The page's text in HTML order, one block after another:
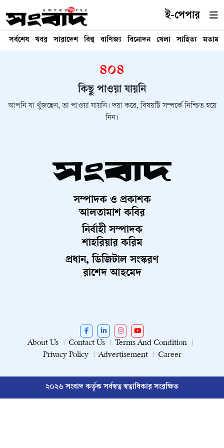
ই-পেপার
সর্বশেষ খবর সারাদেশ বিশ্ব বাণিজ্য বিনোদন খেলা সাহিত্য মতামত
৪০৪
কিছু পাওয়া যায়নি
আপনি যা খুঁজছেন, তা পাওয়া যায়নি। দয়া করে, বিষয়টি সম্পর্কে নিশ্চিত হয়ে
নিন।
সম্পাদক ও প্রকাশক
আলতামাশ কবির
নির্বাহী সম্পাদক
শাহরিয়ার করিম
প্রধান, ডিজিটাল সংস্করণ
রাশেদ আহমেদ
About Us Contact Us
Terms And Condition
Privacy Policy
Advertisement Career
২০২৬ সংবাদ কর্তৃক সর্বস্বত্ব স্বত্বাধিকার সংরক্ষিত